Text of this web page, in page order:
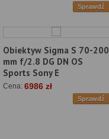
Sprawdź
Obiektyw Sigma S 70-200
mm f/2.8 DG DN OS
Sports Sony E
Cena: 6986 zł
Sprawdź